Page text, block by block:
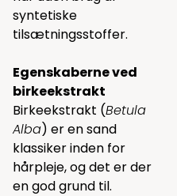
syntetiske
tilsætningsstoffer.
Egenskaberne ved
birkeekstrakt
Birkeekstrakt (Betula
Alba) er en sand
klassiker inden for
hårpleje, og det er der
en god grund til.